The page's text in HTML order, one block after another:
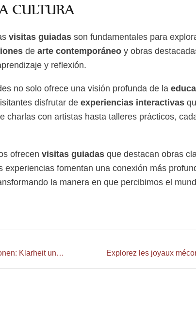
CULTURA
visitas guiadas son fundamentales para
de arte contemporáneo y obras
y reflexión.
no solo ofrece una visión profunda de la
disfrutar de experiencias interactivas
charlas con artistas hasta talleres prácticos,
ofrecen visitas guiadas que destacan obras
experiencias fomentan una conexión más
la manera en que percibimos el
Angebote und Sonderaktionen: Klarheit und Verständnis